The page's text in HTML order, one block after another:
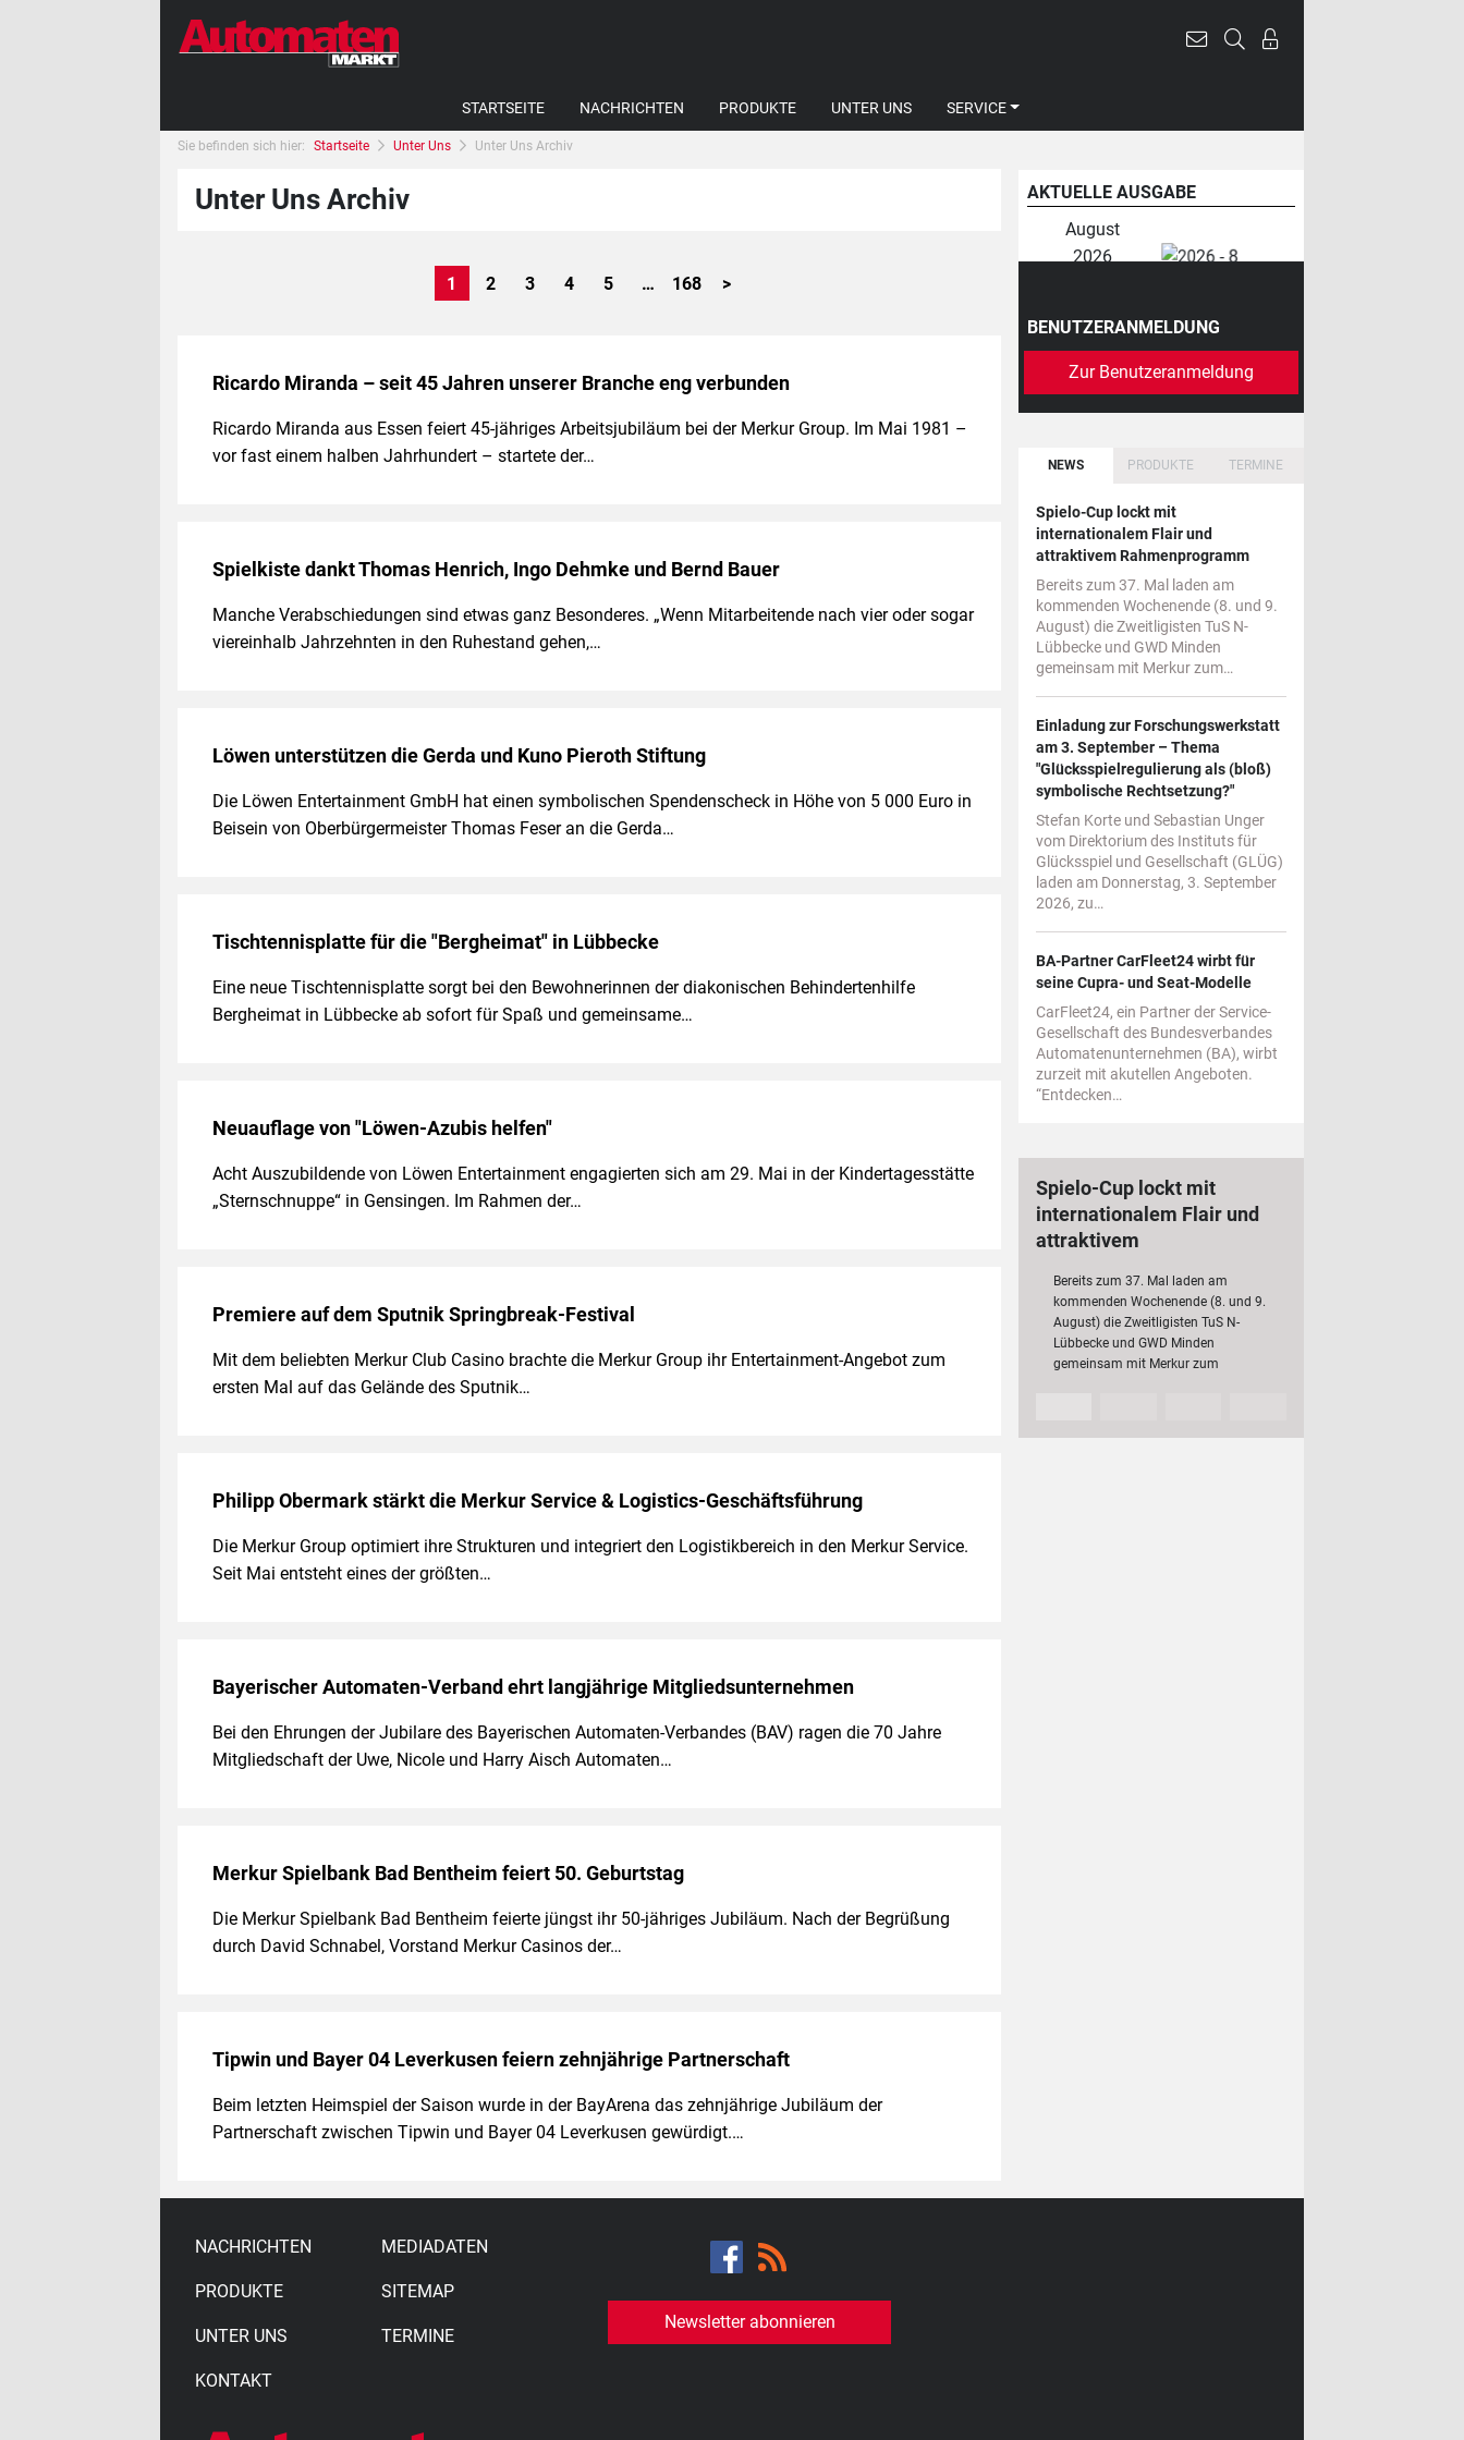
STARTSEITE NACHRICHTEN PRODUKTE UNTER UNS SERVICE
Sie befinden sich hier: Startseite Unter Uns Unter Uns Archiv
Unter Uns Archiv
1 2 3 4 5 … 168 >
Ricardo Miranda – seit 45 Jahren unserer Branche eng verbunden
Ricardo Miranda aus Essen feiert 45-jähriges Arbeitsjubiläum bei der Merkur Group. Im Mai 1981 –
vor fast einem halben Jahrhundert – startete der…
Spielkiste dankt Thomas Henrich, Ingo Dehmke und Bernd Bauer
Manche Verabschiedungen sind etwas ganz Besonderes. „Wenn Mitarbeitende nach vier oder sogar
viereinhalb Jahrzehnten in den Ruhestand gehen,…
Löwen unterstützen die Gerda und Kuno Pieroth Stiftung
Die Löwen Entertainment GmbH hat einen symbolischen Spendenscheck in Höhe von 5 000 Euro in
Beisein von Oberbürgermeister Thomas Feser an die Gerda…
Tischtennisplatte für die "Bergheimat" in Lübbecke
Eine neue Tischtennisplatte sorgt bei den Bewohnerinnen der diakonischen Behindertenhilfe
Bergheimat in Lübbecke ab sofort für Spaß und gemeinsame…
Neuauflage von "Löwen-Azubis helfen"
Acht Auszubildende von Löwen Entertainment engagierten sich am 29. Mai in der Kindertagesstätte
„Sternschnuppe“ in Gensingen. Im Rahmen der…
Premiere auf dem Sputnik Springbreak-Festival
Mit dem beliebten Merkur Club Casino brachte die Merkur Group ihr Entertainment-Angebot zum
ersten Mal auf das Gelände des Sputnik…
Philipp Obermark stärkt die Merkur Service & Logistics-Geschäftsführung
Die Merkur Group optimiert ihre Strukturen und integriert den Logis­tikbereich in den Merkur Service.
Seit Mai entsteht eines der größten…
Bayerischer Automaten-Verband ehrt langjährige Mitgliedsunternehmen
Bei den Ehrungen der Jubilare des Bayerischen Automaten-Verbandes (BAV) ragen die 70 Jahre
Mitgliedschaft der Uwe, Nicole und Harry Aisch Automaten…
Merkur Spielbank Bad Bentheim feiert 50. Geburtstag
Die Merkur Spielbank Bad Bent­heim feierte jüngst ihr 50-jähriges Jubiläum. Nach der Begrüßung
durch David Schnabel, Vorstand Merkur Casinos der…
Tipwin und Bayer 04 Leverkusen feiern zehnjährige Partnerschaft
Beim letzten Heimspiel der Saison wurde in der BayArena das zehnjährige Jubiläum der
Partnerschaft zwischen Tipwin und Bayer 04 Leverkusen gewürdigt.…
AKTUELLE AUSGABE
August
2026
BENUTZERANMELDUNG
Zur Benutzeranmeldung
NEWS PRODUKTE TERMINE
Spielo-Cup lockt mit
internationalem Flair und
attraktivem Rahmenprogramm
Bereits zum 37. Mal laden am
kommenden Wochenende (8. und 9.
August) die Zweitligisten TuS N-
Lübbecke und GWD Minden
gemeinsam mit Merkur zum…
Einladung zur Forschungswerkstatt
am 3. September – Thema
"Glücksspielregulierung als (bloß)
symbolische Rechtsetzung?"
Stefan Korte und Sebastian Unger
vom Direktorium des Instituts für
Glücksspiel und Gesellschaft (GLÜG)
laden am Donnerstag, 3. September
2026, zu…
BA-Partner CarFleet24 wirbt für
seine Cupra- und Seat-Modelle
CarFleet24, ein Partner der Service-
Gesellschaft des Bundesverbandes
Automatenunternehmen (BA), wirbt
zurzeit mit akutellen Angeboten.
“Entdecken…
Spielo-Cup lockt mit
internationalem Flair und
attraktivem
Bereits zum 37. Mal laden am
kommenden Wochenende (8. und 9.
August) die Zweitligisten TuS N-
Lübbecke und GWD Minden
gemeinsam mit Merkur zum
NACHRICHTEN
PRODUKTE
UNTER UNS
KONTAKT
MEDIADATEN
SITEMAP
TERMINE
Newsletter abonnieren